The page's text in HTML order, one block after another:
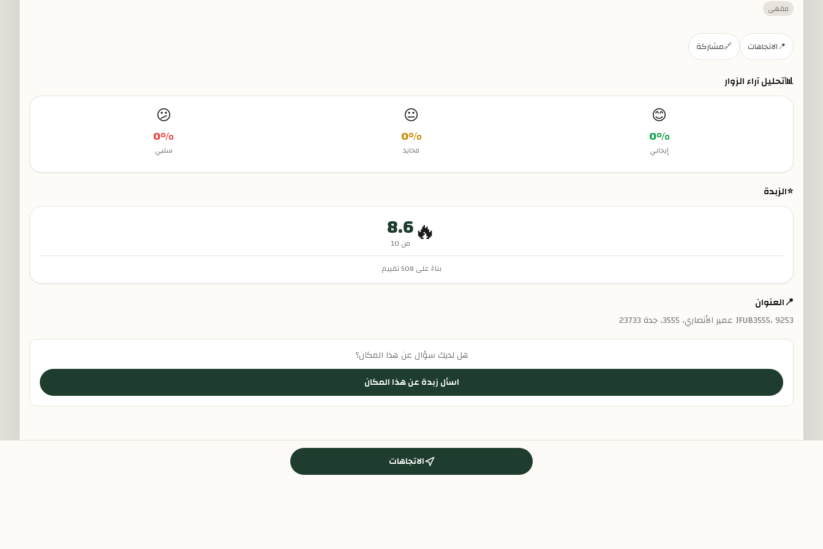
مقهى
📍الاتجاهات 🔗مشاركة
📊تحليل آراء الزوار
😊
0%
إيجابي
😐
0%
محايد
😕
0%
سلبي
⭐الزبدة
🔥
8.6
من 10
بناءً على 508تقييم
📍العنوان
JFUB3555، 9253 عمير الأنصاري، 3555، جدة 23733
هل لديك سؤال عن هذا المكان؟
اسأل زبدة عن هذا المكان
الاتجاهات